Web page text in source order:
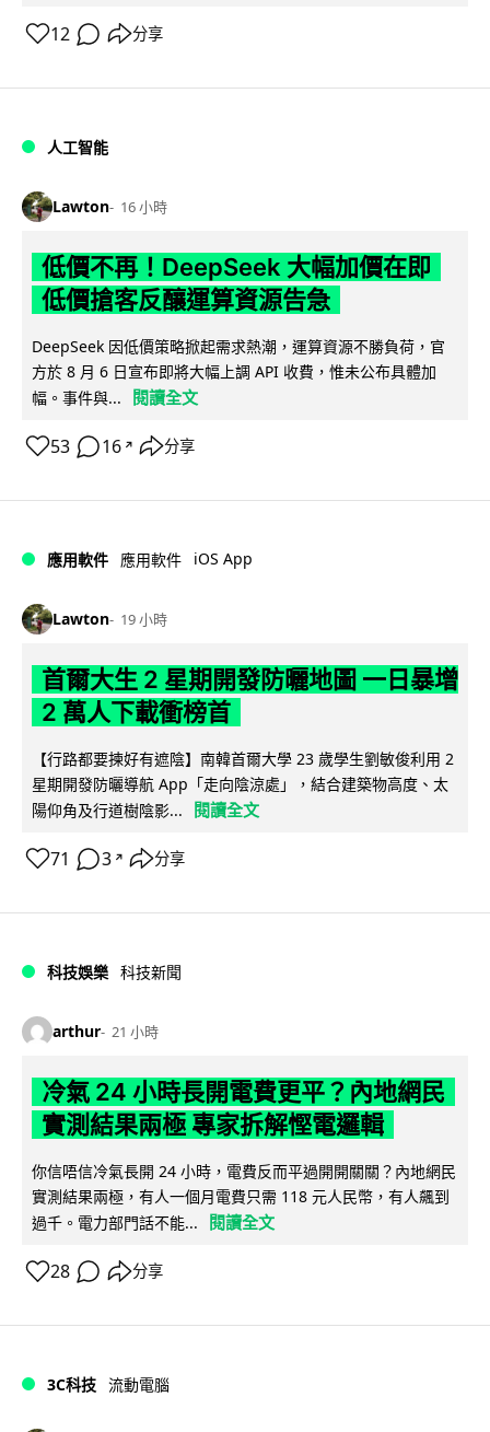
12 分享
人工智能
Lawton 16 小時
低價不再！DeepSeek 大幅加價在即
低價搶客反釀運算資源告急
DeepSeek 因低價策略掀起需求熱潮，運算資源不勝負荷，官
方於 8 月 6 日宣布即將大幅上調 API 收費，惟未公布具體加
幅。事件與...
閱讀全文
53 16 ↗ 分享
應用軟件 應用軟件 iOS App
Lawton 19 小時
首爾大生 2 星期開發防曬地圖 一日暴增
2 萬人下載衝榜首
【行路都要揀好有遮陰】南韓首爾大學 23 歲學生劉敏俊利用 2
星期開發防曬導航 App「走向陰涼處」，結合建築物高度、太
陽仰角及行道樹陰影...
閱讀全文
71 3 ↗ 分享
科技娛樂 科技新聞
arthur 21 小時
冷氣 24 小時長開電費更平？內地網民
實測結果兩極 專家拆解慳電邏輯
你信唔信冷氣長開 24 小時，電費反而平過開開關關？內地網民
實測結果兩極，有人一個月電費只需 118 元人民幣，有人飆到
過千。電力部門話不能...
閱讀全文
28 分享
3C科技 流動電腦